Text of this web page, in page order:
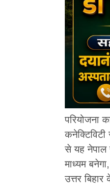
परियोजना
से यह नेपाल
माध्यम
उत्तर